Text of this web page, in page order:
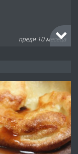
преди 10 месеца
преди 11 месеца
тоалетни